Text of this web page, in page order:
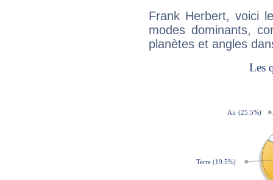
Frank Herbert, voici
modes dominants,
planètes et angles